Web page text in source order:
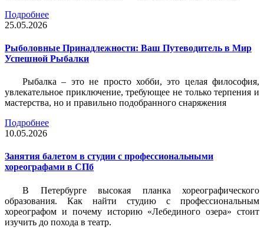
Подробнее
25.05.2026
Рыболовные Принадлежности: Ваш Путеводитель в Мир
Успешной Рыбалки
Рыбалка – это не просто хобби, это целая философия,
увлекательное приключение, требующее не только терпения и
мастерства, но и правильно подобранного снаряжения
Подробнее
10.05.2026
Занятия балетом в студии с профессиональными
хореографами в СПб
В Петербурге высокая планка хореографического
образования. Как найти студию с профессиональным
хореографом и почему историю «Лебединого озера» стоит
изучить до похода в театр.